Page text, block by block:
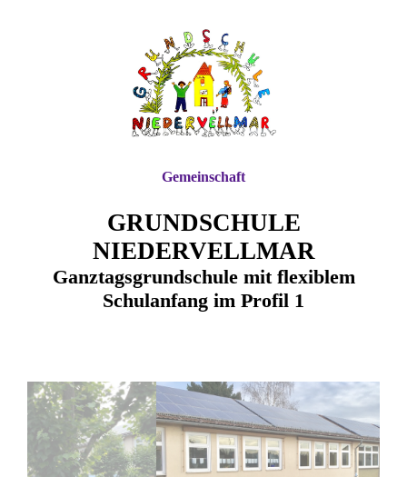
GRUNDSCHULE
NIEDERVELLMAR
Ganztagsgrundschule mit flexiblem
Schulanfang im Profil 1
Gemeinschaft